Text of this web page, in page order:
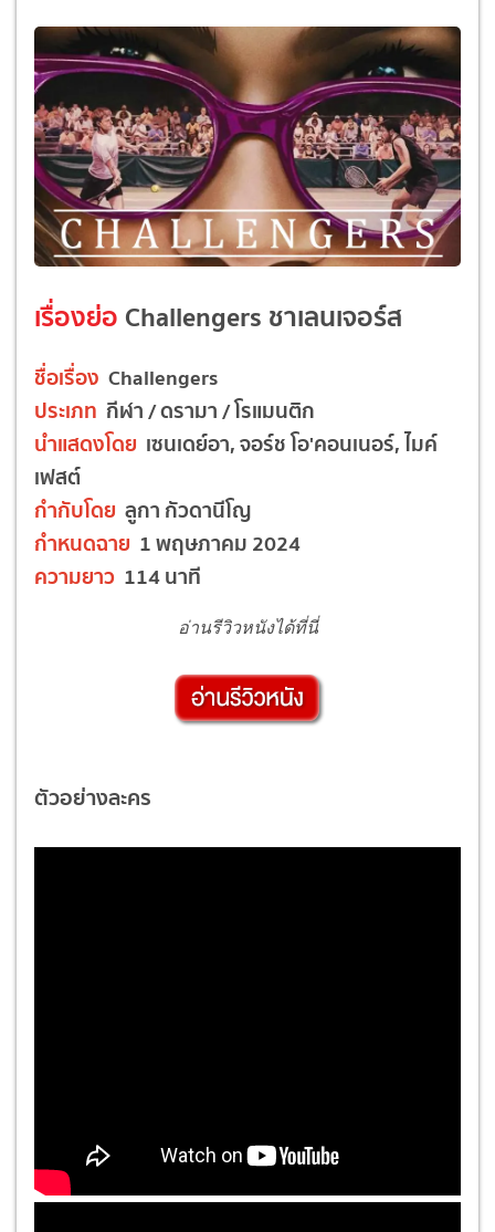
เรื่องย่อ Challengers ชาเลนเจอร์ส
ชื่อเรื่อง Challengers
ประเภท กีฬา / ดรามา / โรแมนติก
นำแสดงโดย เซนเดย์อา, จอร์ช โอ'คอนเนอร์, ไมค์
เฟสต์
กำกับโดย ลูกา กัวดานีโญ
กำหนดฉาย 1 พฤษภาคม 2024
ความยาว 114 นาที
อ่านรีวิวหนังได้ที่นี่
ตัวอย่างละคร